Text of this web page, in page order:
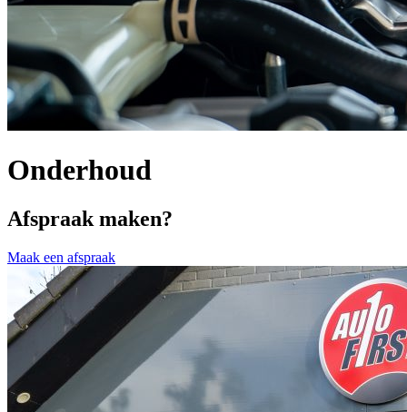
Onderhoud
Afspraak maken?
Maak een afspraak